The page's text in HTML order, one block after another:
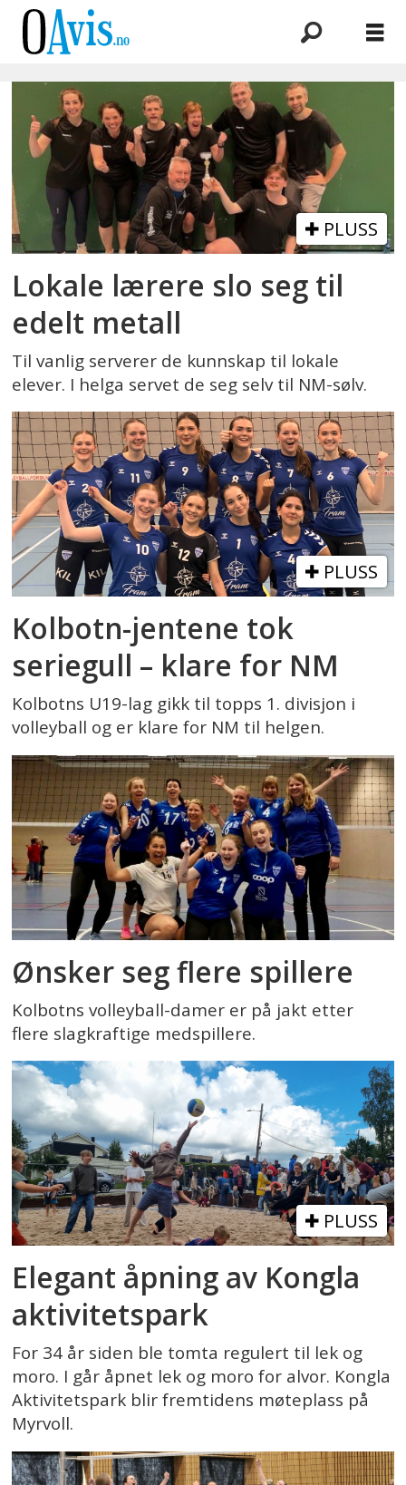
Emne:
volleyball
PLUSS
Lokale lærere slo seg til
edelt metall
Til vanlig serverer de kunnskap til lokale
elever. I helga servet de seg selv til NM-sølv.
PLUSS
Kolbotn-jentene tok
seriegull – klare for NM
Kolbotns U19-lag gikk til topps 1. divisjon i
volleyball og er klare for NM til helgen.
Ønsker seg flere spillere
Kolbotns volleyball-damer er på jakt etter
flere slagkraftige medspillere.
PLUSS
Elegant åpning av Kongla
aktivitetspark
For 34 år siden ble tomta regulert til lek og
moro. I går åpnet lek og moro for alvor. Kongla
Aktivitetspark blir fremtidens møteplass på
Myrvoll.